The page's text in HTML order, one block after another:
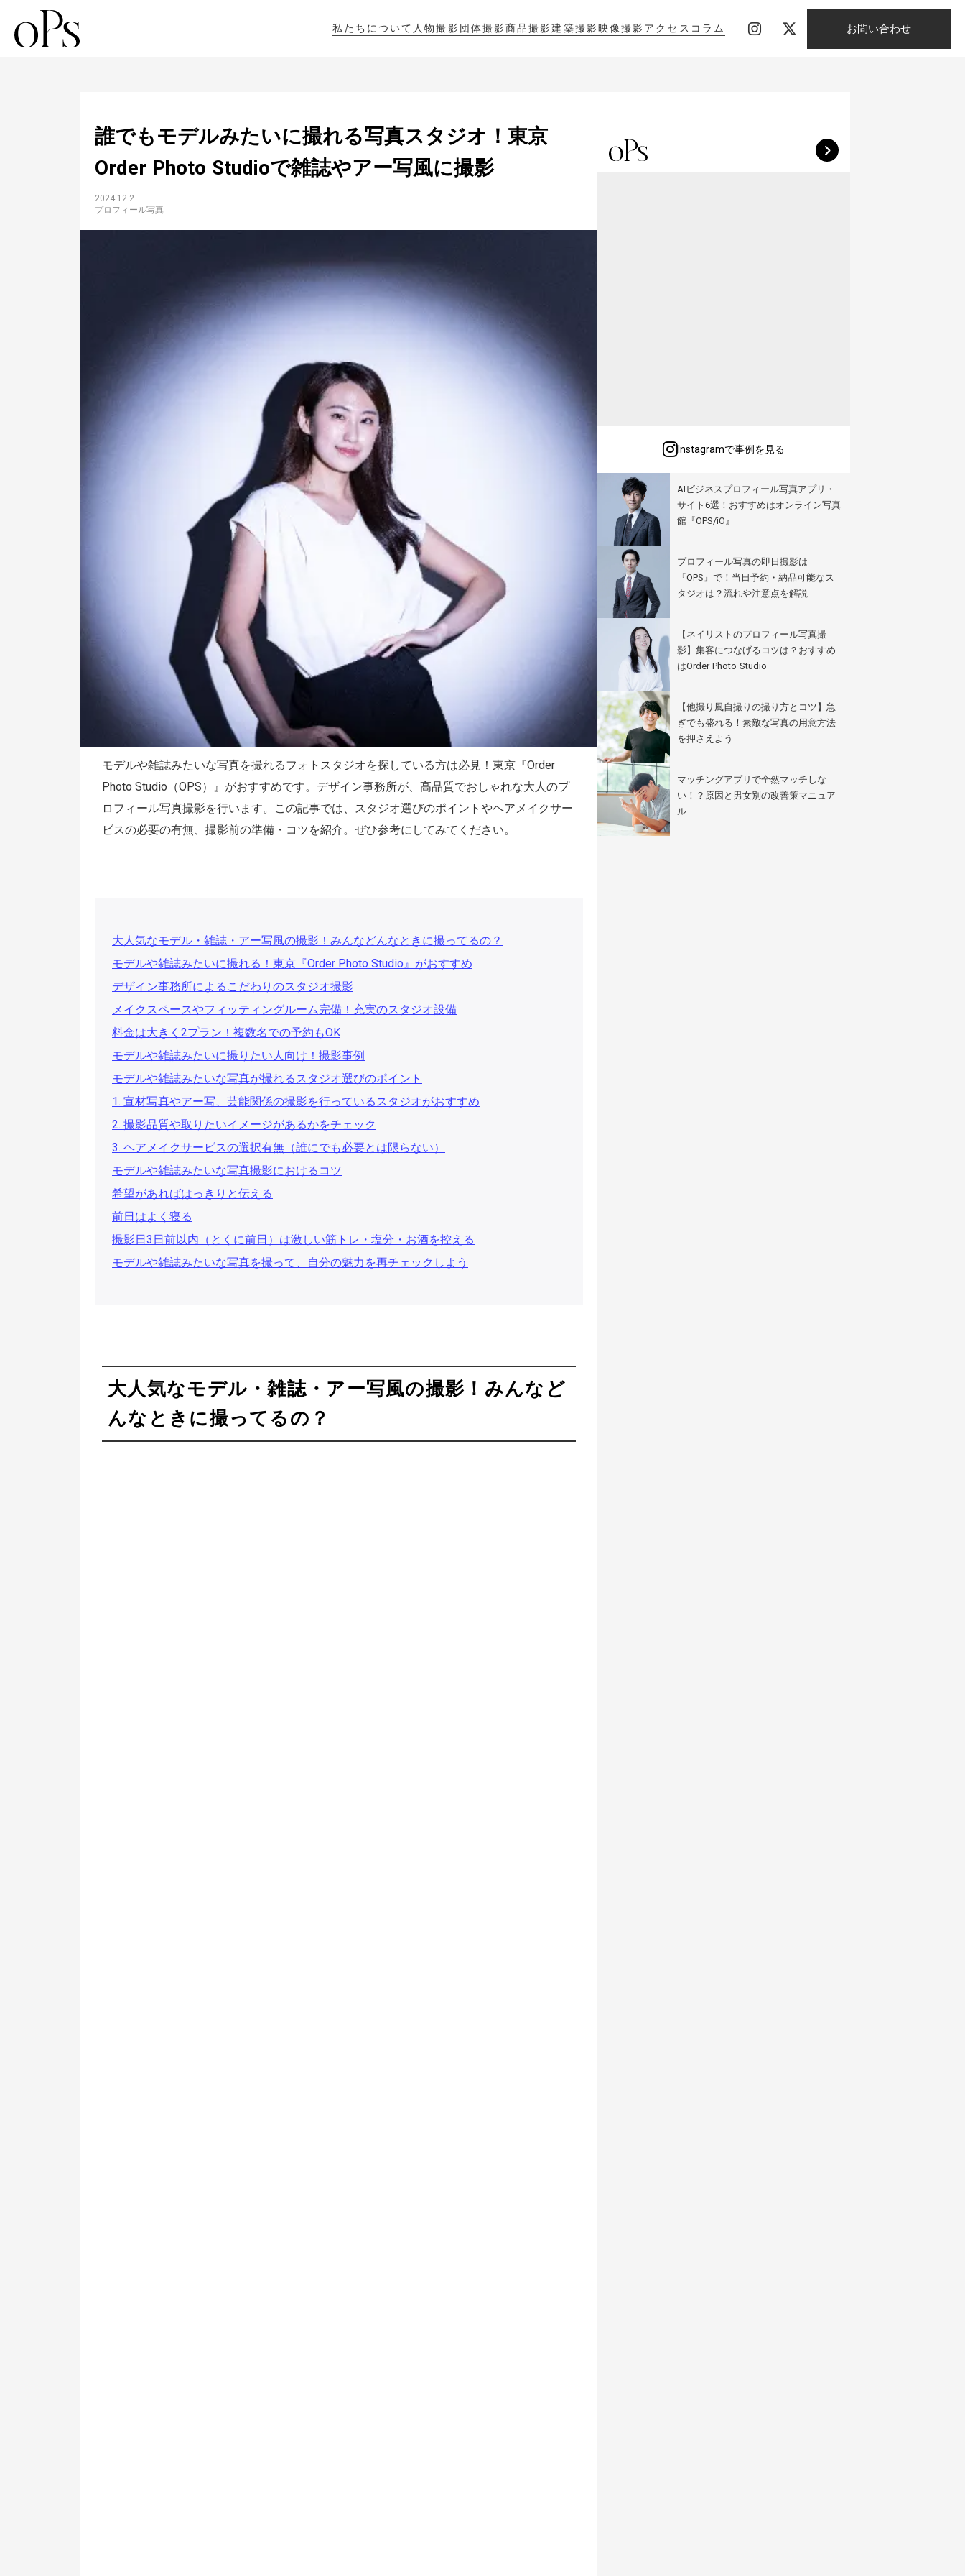
誰でもモデルみたいに撮れる写真スタジオ！東京
Order Photo Studioで雑誌やアー写風に撮影
2024.12.2
プロフィール写真
モデルや雑誌みたいな写真を撮れるフォトスタジオを探している方は必見！東京『Order
Photo Studio（OPS）』がおすすめです。デザイン事務所が、高品質でおしゃれな大人のプ
ロフィール写真撮影を行います。この記事では、スタジオ選びのポイントやヘアメイクサー
ビスの必要の有無、撮影前の準備・コツを紹介。ぜひ参考にしてみてください。
大人気なモデル・雑誌・アー写風の撮影！みんなどんなときに撮ってるの？
モデルや雑誌みたいに撮れる！東京『Order Photo Studio』がおすすめ
デザイン事務所によるこだわりのスタジオ撮影
メイクスペースやフィッティングルーム完備！充実のスタジオ設備
料金は大きく2プラン！複数名での予約もOK
モデルや雑誌みたいに撮りたい人向け！撮影事例
モデルや雑誌みたいな写真が撮れるスタジオ選びのポイント
1. 宣材写真やアー写、芸能関係の撮影を行っているスタジオがおすすめ
2. 撮影品質や取りたいイメージがあるかをチェック
3. ヘアメイクサービスの選択有無（誰にでも必要とは限らない）
モデルや雑誌みたいな写真撮影におけるコツ
希望があればはっきりと伝える
前日はよく寝る
撮影日3日前以内（とくに前日）は激しい筋トレ・塩分・お酒を控える
モデルや雑誌みたいな写真を撮って、自分の魅力を再チェックしよう
大人気なモデル・雑誌・アー写風の撮影！みんなど
んなときに撮ってるの？
Instagramで事例を見る
AIビジネスプロフィール写真アプリ・
サイト6選！おすすめはオンライン写真
館『OPS/iO』
プロフィール写真の即日撮影は
『OPS』で！当日予約・納品可能なス
タジオは？流れや注意点を解説
【ネイリストのプロフィール写真撮
影】集客につなげるコツは？おすすめ
はOrder Photo Studio
【他撮り風自撮りの撮り方とコツ】急
ぎでも盛れる！素敵な写真の用意方法
を押さえよう
マッチングアプリで全然マッチしな
い！？原因と男女別の改善策マニュア
ル
私たちについて 人物撮影団体撮影商品撮影建築撮影映像撮影アクセス コラム お問い合わせ